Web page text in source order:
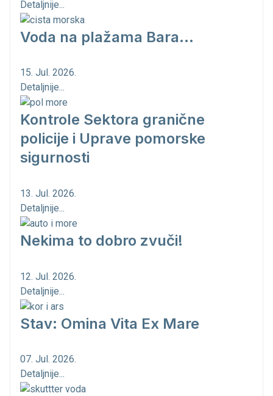
Detaljnije...
Voda na plažama Bara...
15. Jul. 2026.
Detaljnije...
Kontrole Sektora granične
policije i Uprave pomorske
sigurnosti
13. Jul. 2026.
Detaljnije...
Nekima to dobro zvuči!
12. Jul. 2026.
Detaljnije...
Stav: Omina Vita Ex Mare
07. Jul. 2026.
Detaljnije...